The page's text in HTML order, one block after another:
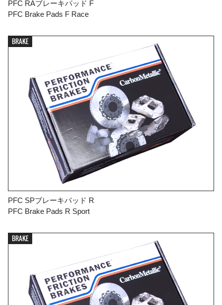
PFC RAブレーキパッド F
PFC Brake Pads F Race
BRAKE
PFC SPブレーキパッド R
PFC Brake Pads R Sport
BRAKE
FIND YOUR VEHICLE DETAIL